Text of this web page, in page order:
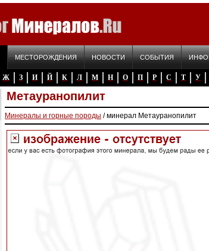
МЕСТОРОЖДЕНИЯ НОВОСТИ СОБЫТИЯ
Ж З И Й К Л М Н О П Р С Т У
Метауранопилит
Минералы и горные породы / минерал Метауранопилит